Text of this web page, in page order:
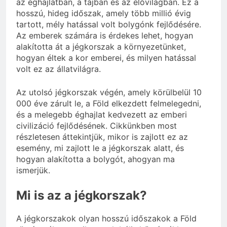
hosszú, hideg időszak, amely több millió évig
tartott, mély hatással volt bolygónk fejlődésére.
Az emberek számára is érdekes lehet, hogyan
alakította át a jégkorszak a környezetünket,
hogyan éltek a kor emberei, és milyen hatással
volt ez az állatvilágra.
Az utolsó jégkorszak végén, amely körülbelül 10
000 éve zárult le, a Föld elkezdett felmelegedni,
és a melegebb éghajlat kedvezett az emberi
civilizáció fejlődésének. Cikkünkben most
részletesen áttekintjük, mikor is zajlott ez az
esemény, mi zajlott le a jégkorszak alatt, és
hogyan alakította a bolygót, ahogyan ma
ismerjük.
Mi is az a jégkorszak?
A jégkorszakok olyan hosszú időszakok a Föld